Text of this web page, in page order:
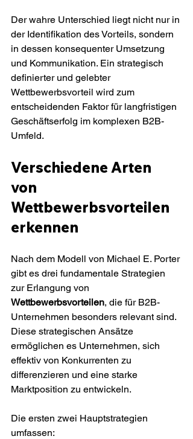
Der wahre Unterschied liegt nicht nur in
der Identifikation des Vorteils, sondern
in dessen konsequenter Umsetzung
und Kommunikation. Ein strategisch
definierter und gelebter
Wettbewerbsvorteil wird zum
entscheidenden Faktor für langfristigen
Geschäftserfolg im komplexen B2B-
Umfeld.
Verschiedene Arten
von
Wettbewerbsvorteilen
erkennen
Nach dem Modell von Michael E. Porter
gibt es drei fundamentale Strategien
zur Erlangung von
Wettbewerbsvorteilen, die für B2B-
Unternehmen besonders relevant sind.
Diese strategischen Ansätze
ermöglichen es Unternehmen, sich
effektiv von Konkurrenten zu
differenzieren und eine starke
Marktposition zu entwickeln.
Die ersten zwei Hauptstrategien
umfassen: